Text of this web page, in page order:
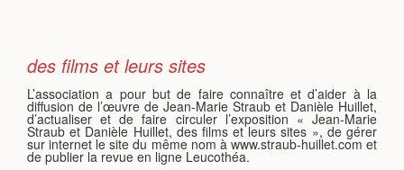
des films et leurs sites
L’association a pour but de faire connaître et d’aider à la
diffusion de l’œuvre de Jean-Marie Straub et Danièle Huillet,
d’actualiser et de faire circuler l’exposition « Jean-Marie
Straub et Danièle Huillet, des films et leurs sites », de gérer
sur internet le site du même nom à www.straub-huillet.com et
de publier la revue en ligne Leucothéa.